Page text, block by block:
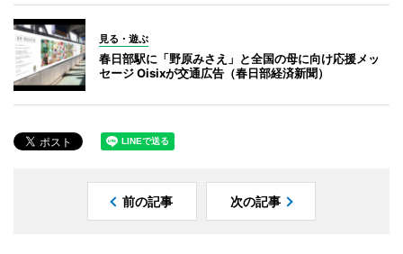
見る・遊ぶ
春日部駅に「野原みさえ」と全国の母に向け応援メッ
セージ Oisixが交通広告（春日部経済新聞）
前の記事 次の記事